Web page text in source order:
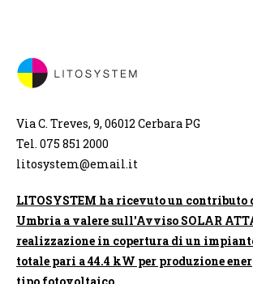
Via C. Treves, 9, 06012 Cerbara PG
Tel. 075 851 2000
litosystem@email.it
LITOSYSTEM ha ricevuto un contributo
Umbria a valere sull'Avviso SOLAR
realizzazione in copertura di un
totale pari a 44.4 kW per produzione